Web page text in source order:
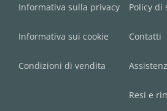
Informativa sulla privacy
Informativa sui cookie
Condizioni di vendita
Policy di
Contatti
Resi e